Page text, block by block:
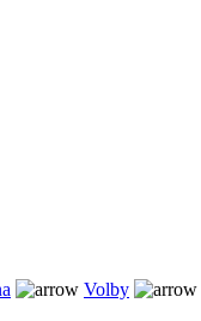
Volby